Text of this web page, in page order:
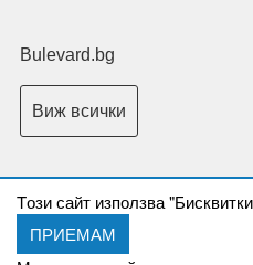
Tози сайт използва
ПРИЕМАМ
Bulevard.bg
Виж всички
Copyright © 2026 Ксениум